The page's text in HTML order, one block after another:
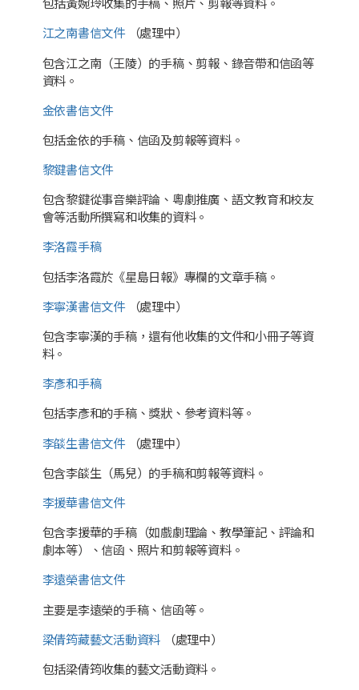
包括黃婉玲收集的手稿、照片、剪報等資料。
江之南書信文件（處理中）
包含江之南（王陵）的手稿、剪報、錄音帶和信函等
資料。
金依書信文件
包括金依的手稿、信函及剪報等資料。
黎鍵書信文件
包含黎鍵從事音樂評論、粵劇推廣、語文教育和校友
會等活動所撰寫和收集的資料。
李洛霞手稿
包括李洛霞於《星島日報》專欄的文章手稿。
李寧漢書信文件（處理中）
包含李寧漢的手稿，還有他收集的文件和小冊子等資
料。
李彥和手稿
包括李彥和的手稿、獎狀、參考資料等。
李燄生書信文件（處理中）
包含李燄生（馬兒）的手稿和剪報等資料。
李援華書信文件
包含李援華的手稿（如戲劇理論、教學筆記、評論和
劇本等）、信函、照片和剪報等資料。
李遠榮書信文件
主要是李遠榮的手稿、信函等。
梁倩筠藏藝文活動資料 （處理中）
包括梁倩筠收集的藝文活動資料。